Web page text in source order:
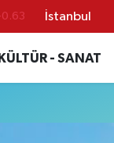
0.63 İstanbul
KÜLTÜR - SANAT